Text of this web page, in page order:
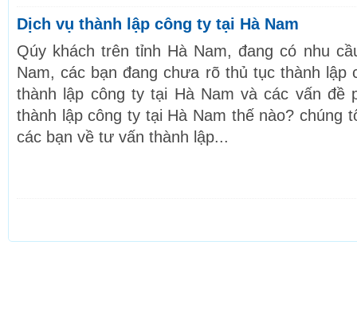
Dịch vụ thành lập công ty tại Hà Nam
Qúy khách trên tỉnh Hà Nam, đang có nhu
Nam, các bạn đang chưa rõ thủ tục thành lập
thành lập công ty tại Hà Nam và các vấn đề
thành lập công ty tại Hà Nam thế nào? chúng
các bạn về tư vấn thành lập...